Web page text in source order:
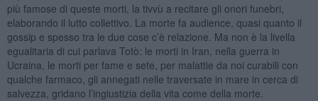
più famose di queste morti, la tivvù a recitare gli onori funebri,
elaborando il lutto collettivo. La morte fa audience, quasi quanto il
gossip e spesso tra le due cose c’è relazione. Ma non è la livella
egualitaria di cui parlava Totò: le morti in Iran, nella guerra in
Ucraina, le morti per fame e sete, per malattie da noi curabili con
qualche farmaco, gli annegati nelle traversate in mare in cerca di
salvezza, gridano l’ingiustizia della vita come della morte.